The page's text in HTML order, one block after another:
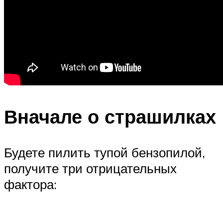
Вначале о страшилках
Будете пилить тупой бензопилой,
получите три отрицательных
фактора: